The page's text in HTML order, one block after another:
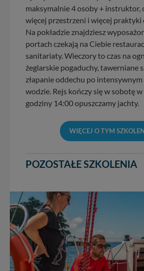
maksymalnie 4 osoby + instruktor,
więcej przestrzeni i więcej praktyki
Na pokładzie znajdziesz
portach czekają na Ciebie
sanitariaty. Wieczory to czas na
żeglarskie pogaduchy, tawerniane
złapanie oddechu po
wodzie. Rejs kończy się w sobotę
godziny 14:00 opuszczamy jachty.
WIĘCEJ O TYM
POZOSTAŁE SZKOLENIA